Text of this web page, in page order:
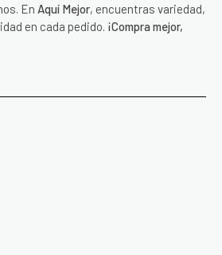
En Aquí Mejor, encuentras variedad,
en cada pedido. ¡Compra mejor,